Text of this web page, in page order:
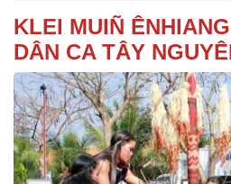
KLEI MUIÑ
DÂN CA TÂY